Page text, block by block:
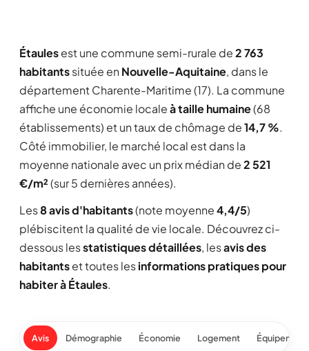
Étaulesest une commune semi-rurale de2 763
habitantssituée en Nouvelle-Aquitaine, dans le
département Charente-Maritime (17). La commune
affiche une économie localeà taille humaine(68
établissements) et un taux de chômage de14,7 %.
Côté immobilier, le marché local est dans la
moyenne nationale avec un prix médian de2 521
€/m²(sur 5 dernières années).
Les8 avis d'habitants(note moyenne4,4/5)
plébiscitent la qualité de vie locale. Découvrez ci-
dessous lesstatistiques détaillées, lesavis des
habitantset toutes lesinformations pratiques pour
habiter à Étaules.
Avis Démographie Économie Logement